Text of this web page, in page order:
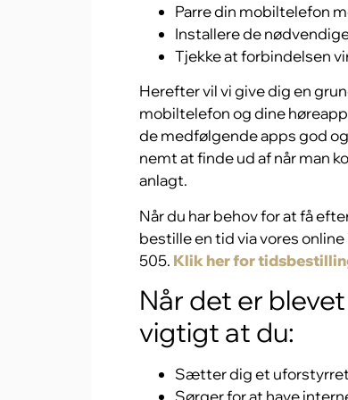
Parre din mobiltelefon
Installere de
Tjekke at forbindelsen
Herefter vil vi give dig en
mobiltelefon og dine
de medfølgende apps god
nemt at finde ud af når man
anlagt.
Når du har behov for at få
bestille en tid via vores
505. Klik her for
Når det er
vigtigt at du:
Sætter dig et
Sørger for at have